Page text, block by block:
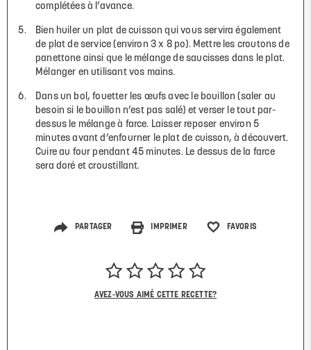
complétées à l’avance.
Bien huiler un plat de cuisson qui vous servira également
de plat de service (environ 3 x 8 po). Mettre les croutons de
panettone ainsi que le mélange de saucisses dans le plat.
Mélanger en utilisant vos mains.
Dans un bol, fouetter les œufs avec le bouillon (saler au
besoin si le bouillon n’est pas salé) et verser le tout par-
dessus le mélange à farce. Laisser reposer environ 5
minutes avant d’enfourner le plat de cuisson, à découvert.
Cuire au four pendant 45 minutes. Le dessus de la farce
sera doré et croustillant.
PARTAGER IMPRIMER FAVORIS
AVEZ-VOUS AIMÉ CETTE RECETTE?